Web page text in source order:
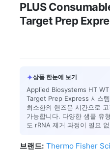
PLUS
Target Prep
✦상품 한눈에 보기
Applied Biosystems HT
Target Prep Express 시스
최소한의 핸즈온 시간으로
가능합니다. 다양한 샘플 유
도 rRNA 제거 과정이 필요
브랜드: Thermo Fisher